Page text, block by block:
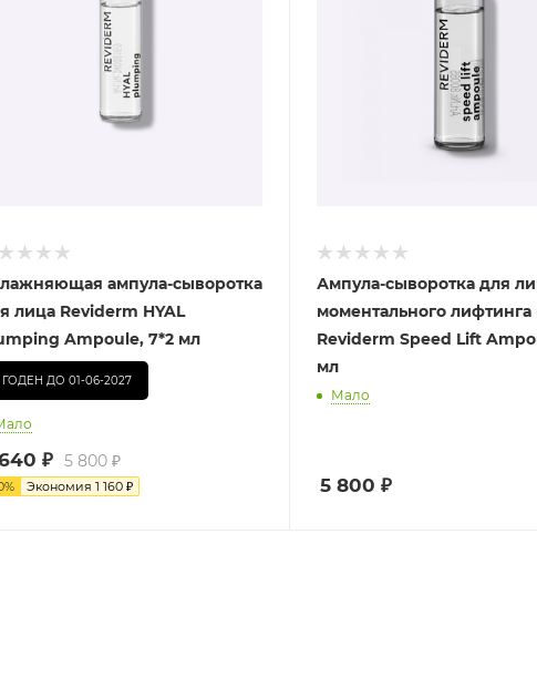
ампула-сыворотка
лица Reviderm HYAL
Ampoule, 7*2 мл
ГОДЕН ДО 01-06-2027
₽ 5 800₽
% Экономия 1 160₽
Ампула-сыворотка для
моментального
Reviderm Speed Lift
мл
Мало
5 800 ₽